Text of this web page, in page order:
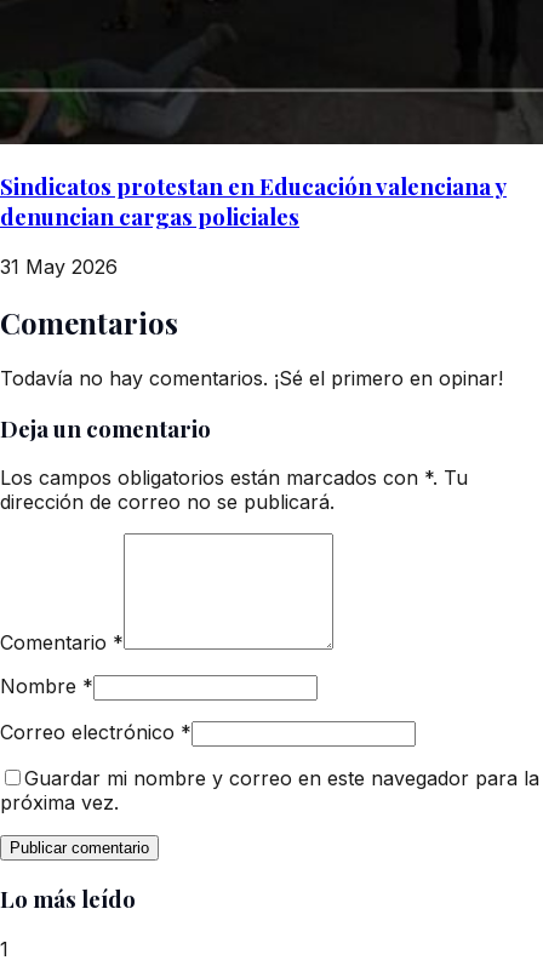
Sindicatos protestan en Educación valenciana y
denuncian cargas policiales
31 May 2026
Comentarios
Todavía no hay comentarios. ¡Sé el primero en opinar!
Deja un comentario
Los campos obligatorios están marcados con *. Tu
dirección de correo no se publicará.
Comentario *
Nombre *
Correo electrónico *
Guardar mi nombre y correo en este navegador para la
próxima vez.
Lo más leído
1